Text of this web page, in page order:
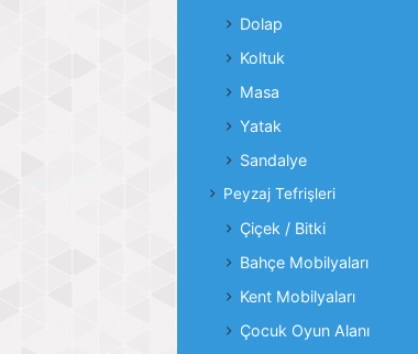
Dolap
Koltuk
Masa
Yatak
Sandalye
Peyzaj Tefrişleri
Çiçek / Bitki
Bahçe Mobilyaları
Kent Mobilyaları
Çocuk Oyun Alanı